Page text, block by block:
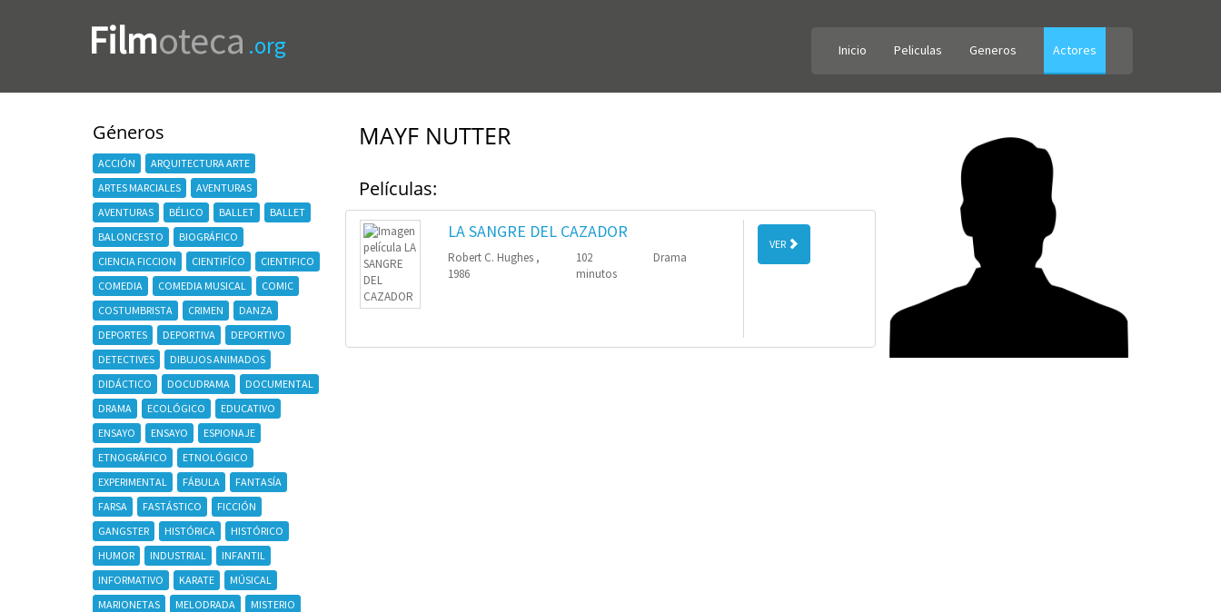
Filmoteca .org Inicio Peliculas Generos Actores
Géneros
ACCIÓN
ARQUITECTURA ARTE
ARTES MARCIALES
AVENTURAS
AVENTURAS
BÉLICO BALLET
BALLET
BALONCESTO
BIOGRÁFICO
CIENCIA FICCION
CIENTIFÍCO
CIENTIFICO
COMEDIA
COMEDIA MUSICAL
COMIC
COSTUMBRISTA
CRIMEN
DANZA
DEPORTES
DEPORTIVA
DEPORTIVO
DETECTIVES
DIBUJOS ANIMADOS
DIDÁCTICO
DOCUDRAMA
DOCUMENTAL
DRAMA
ECOLÓGICO
EDUCATIVO
ENSAYO
ENSAYO
ESPIONAJE
ETNOGRÁFICO
ETNOLÓGICO
EXPERIMENTAL
FÁBULA
FANTASÍA
FARSA
FASTÁSTICO
FICCIÓN
GANGSTER
HISTÓRICA
HISTÓRICO
HUMOR
INDUSTRIAL
INFANTIL
INFORMATIVO
KARATE
MÚSICAL
MARIONETAS
MELODRADA
MISTERIO
MAYF NUTTER
Películas:
LA SANGRE DEL CAZADOR
Robert C. Hughes ,
1986
102
minutos
Drama
VER